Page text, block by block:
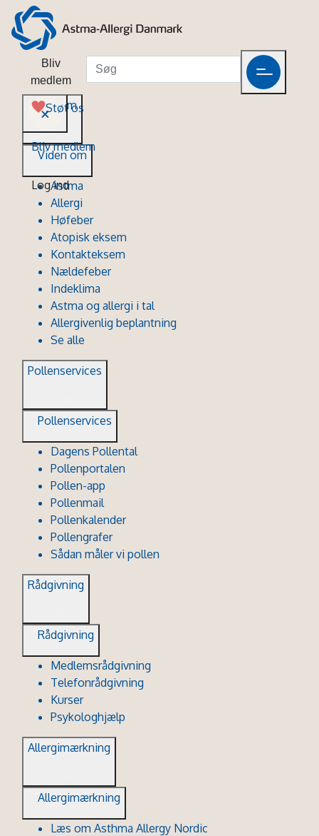
Bliv
medlem
Støt os
Bliv medlem
Log ind
Viden om
Viden om
Astma
Allergi
Høfeber
Atopisk eksem
Kontakteksem
Nældefeber
Indeklima
Astma og allergi i tal
Allergivenlig beplantning
Se alle
Pollenservices
Pollenservices
Dagens Pollental
Pollenportalen
Pollen-app
Pollenmail
Pollenkalender
Pollengrafer
Sådan måler vi pollen
Rådgivning
Rådgivning
Medlemsrådgivning
Telefonrådgivning
Kurser
Psykologhjælp
Allergimærkning
Allergimærkning
Læs om Asthma Allergy Nordic